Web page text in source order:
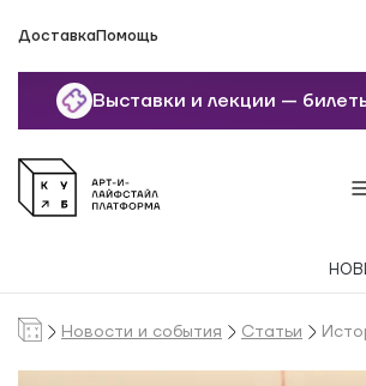
ДоставкаПомощь
Выставки и лекции —
Новости и события Статьи